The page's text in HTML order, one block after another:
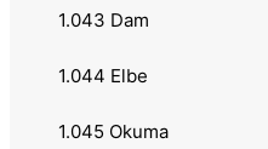
Flatnose Shad
1.043 Dam
1.044 Elbe
1.045 Okuma